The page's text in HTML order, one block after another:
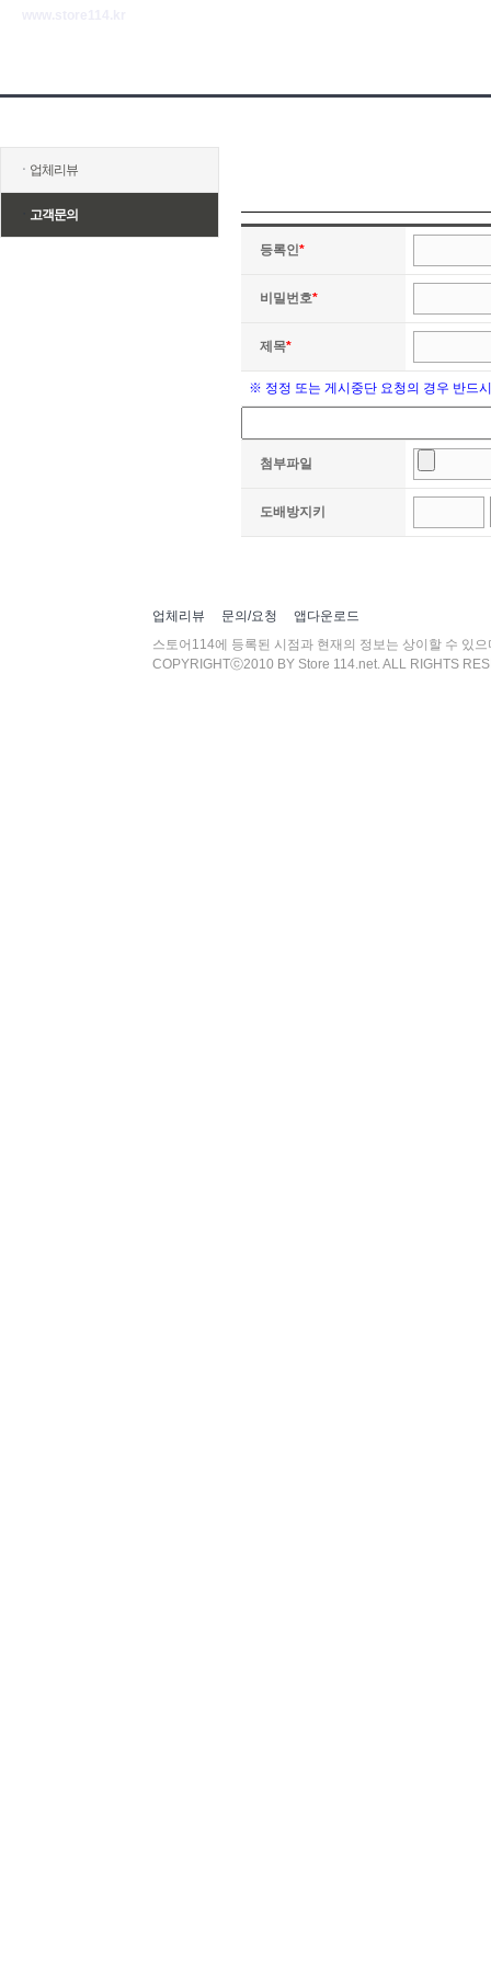
ㆍ 업체리뷰
고객문의
등록인*
비밀번호*
제목*
※ 정정 또는 게시중단 요청의 경우 반드
첨부파일
도배방지키
업체리뷰 문의/요청
앱다운로드
스토어114에 등록된 시점과 현재의 정보는 상이할 수 있
COPYRIGHTⓒ2010 BY Store 114.net. ALL RIGHTS